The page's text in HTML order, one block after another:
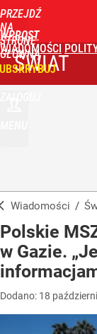
PRZEJDŹ
NA
STRONĘ
GŁÓWNĄ
WPROST
WIADOMOŚCI
ŚWIAT
Wiadomości /
Polskie
w Gazie.
Dodano: 18